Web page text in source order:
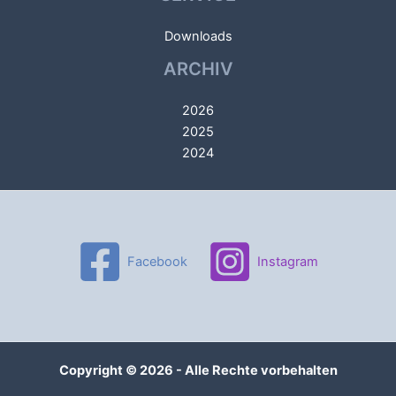
Downloads
ARCHIV
2026
2025
2024
Facebook Instagram
Copyright © 2026 - Alle Rechte vorbehalten